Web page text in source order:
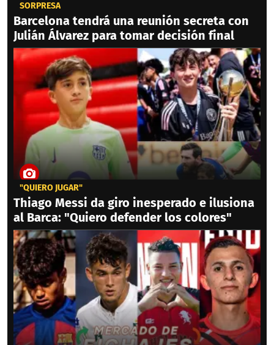
SORPRESA
Barcelona tendrá una reunión secreta con
Julián Álvarez para tomar decisión final
"QUIERO JUGAR"
Thiago Messi da giro inesperado e ilusiona
al Barca: "Quiero defender los colores"